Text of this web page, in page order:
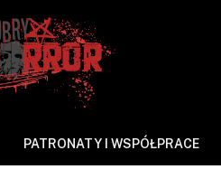
PATRONATY I WSPÓŁPRACE